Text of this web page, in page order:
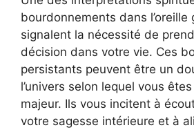
bourdonnements dans l’oreille
signalent la nécessité de
décision dans votre vie. Ces
persistants peuvent être un
l’univers selon lequel vous
majeur. Ils vous incitent à
votre sagesse intérieure et à